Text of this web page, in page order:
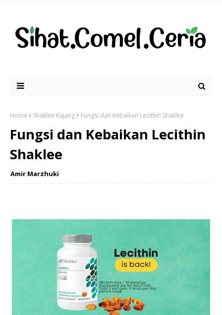
Home Shaklee Kajang Fungsi dan Kebaikan Lecithin Shaklee
Fungsi dan Kebaikan Lecithin
Shaklee
Amir Marzhuki